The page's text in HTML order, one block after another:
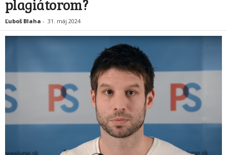
plagiátorom?
Ľuboš Blaha - 31. máj 2024